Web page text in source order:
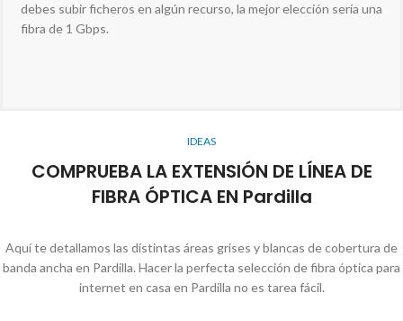
debes subir ficheros en algún recurso, la mejor elección sería una
fibra de 1 Gbps.
IDEAS
COMPRUEBA LA EXTENSIÓN DE LÍNEA DE
FIBRA ÓPTICA EN Pardilla
Aquí te detallamos las distintas áreas grises y blancas de cobertura de
banda ancha en Pardilla. Hacer la perfecta selección de fibra óptica para
internet en casa en Pardilla no es tarea fácil.